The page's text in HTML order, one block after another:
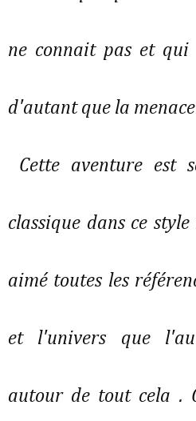
ne connait pas et qui
d'autant que la menace
Cette aventure est
classique dans ce
aimé toutes les
et l'univers que
autour de tout cela .